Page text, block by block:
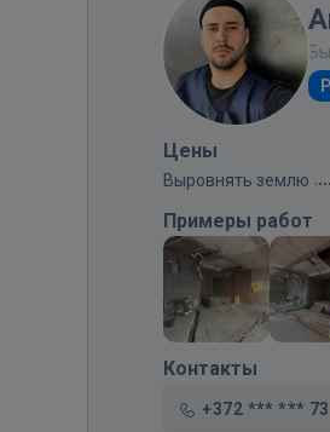
Цены
Выровнять землю
Примеры работ
Контакты
+372 *** *** 73